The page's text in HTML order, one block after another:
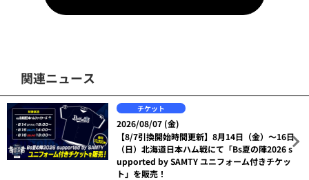
関連ニュース
チケット
2026/08/07 (金)
【8/7引換開始時間更新】8月14日（金）～16日
（日）北海道日本ハム戦にて「Bs夏の陣2026 s
upported by SAMTY ユニフォーム付きチケッ
ト」を販売！